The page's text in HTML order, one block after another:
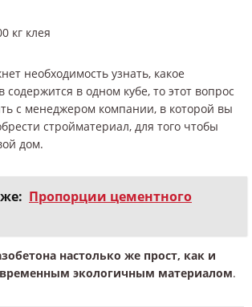
кг клея
необходимость узнать, какое
содержится в одном кубе, то этот вопрос
с менеджером компании, в которой вы
стройматериал, для того чтобы
дом.
Пропорции цементного
настолько же прост, как и
экологичным материалом.